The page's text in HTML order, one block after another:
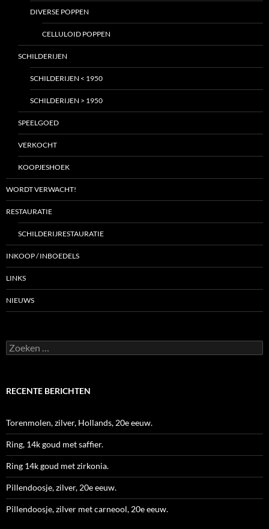
DIVERSE POPPEN
CELLULOID POPPEN
SCHILDERIJEN
SCHILDERIJEN < 1950
SCHILDERIJEN > 1950
SPEELGOED
VERKOCHT
KOOPJESHOEK
WORDT VERWACHT!
RESTAURATIE
SCHILDERIJRESTAURATIE
INKOOP / INBOEDELS
LINKS
NIEUWS
Zoeken
naar:
RECENTE BERICHTEN
Torenmolen, zilver, Hollands, 20e eeuw.
Ring, 14k goud met saffier.
Ring 14k goud met zirkonia.
Pillendoosje, zilver, 20e eeuw.
Pillendoosje, zilver met carneool, 20e eeuw.